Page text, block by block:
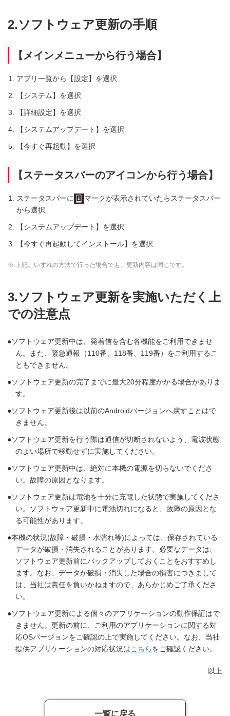
2.ソフトウェア更新の手順
【メインメニューから行う場合】
アプリ一覧から【設定】を選択
【システム】を選択
【詳細設定】を選択
【システムアップデート】を選択
【今すぐ再起動】を選択
【ステータスバーのアイコンから行う場合】
ステータスバーに
マークが表示されていたらステータスバー
から選択
【システムアップデート】を選択
【今すぐ再起動してインストール】を選択
※ 上記、いずれの方法で行った場合でも、更新内容は同じです。
3.ソフトウェア更新を実施いただく上
での注意点
ソフトウェア更新中は、発着信を含む各機能をご利用できませ
ん。また、緊急通報（110番、118番、119番）をご利用するこ
ともできません。
ソフトウェア更新の完了までに最大20分程度かかる場合がありま
す。
ソフトウェア更新後は以前のAndroidバージョンへ戻すことはで
きません。
ソフトウェア更新を行う際は通信が切断されないよう、電波状態
のよい場所で移動せずに実施してください。
ソフトウェア更新中は、絶対に本機の電源を切らないでくださ
い。故障の原因となります。
ソフトウェア更新は電池を十分に充電した状態で実施してくださ
い。ソフトウェア更新中に電池切れになると、故障の原因とな
る可能性があります。
本機の状況(故障・破損・水濡れ等)によっては、保存されている
データが破損・消失されることがあります。必要なデータは、
ソフトウェア更新前にバックアップしておくことをおすすめし
ます。なお、データが破損・消失した場合の損害につきまして
は、当社は責任を負いかねますので、あらかじめご了承くださ
い。
ソフトウェア更新による個々のアプリケーションの動作保証はで
きません。更新の前に、ご利用のアプリケーションに関する対
応OSバージョンをご確認の上で実施してください。なお、当社
提供アプリケーションの対応状況はこちらをご確認ください。
以上
一覧に戻る